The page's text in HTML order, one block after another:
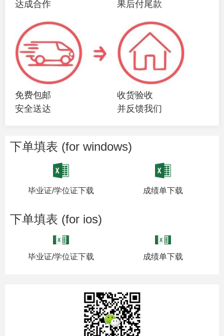
达成合作
果后付尾款
免费包邮
安全送达
收货验收
并反馈我们
下单填表 (for windows)
毕业证/学位证下载 成绩单下载
下单填表 (for ios)
毕业证/学位证下载 成绩单下载